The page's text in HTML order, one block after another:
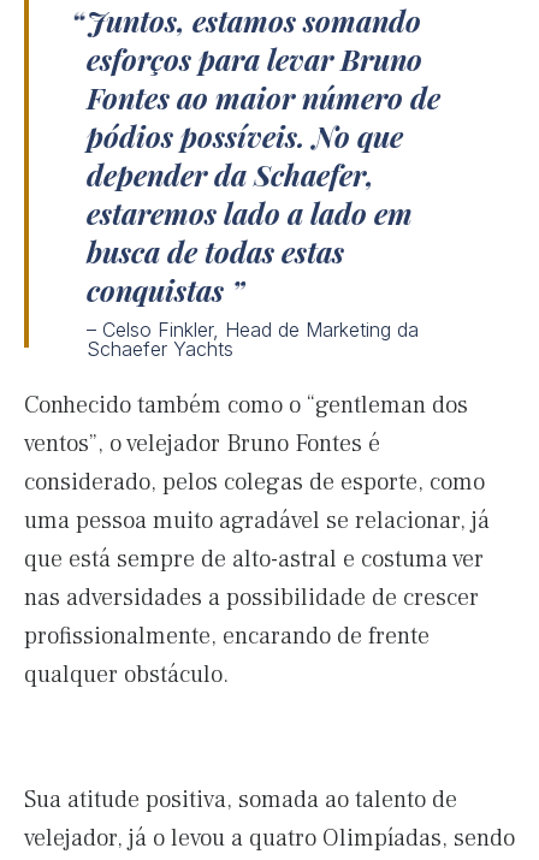
Juntos, estamos somando
esforços para levar Bruno
Fontes ao maior número de
pódios possíveis. No que
depender da Schaefer,
estaremos lado a lado em
busca de todas estas
conquistas
– Celso Finkler, Head de Marketing da
Schaefer Yachts
Conhecido também como o “gentleman dos
ventos”, o velejador Bruno Fontes é
considerado, pelos colegas de esporte, como
uma pessoa muito agradável se relacionar, já
que está sempre de alto-astral e costuma ver
nas adversidades a possibilidade de crescer
profissionalmente, encarando de frente
qualquer obstáculo.
Sua atitude positiva, somada ao talento de
velejador, já o levou a quatro Olimpíadas, sendo